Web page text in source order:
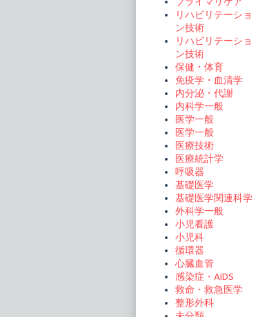
リハビリテーショ
ン技術
リハビリテーショ
ン技術
保健・体育
免疫学・血清学
内分泌・代謝
内科学一般
医学一般
医学一般
医療技術
医療統計学
呼吸器
基礎医学
基礎医学関連科学
外科学一般
小児看護
小児科
循環器
心臓血管
感染症・AIDS
救命・救急医学
整形外科